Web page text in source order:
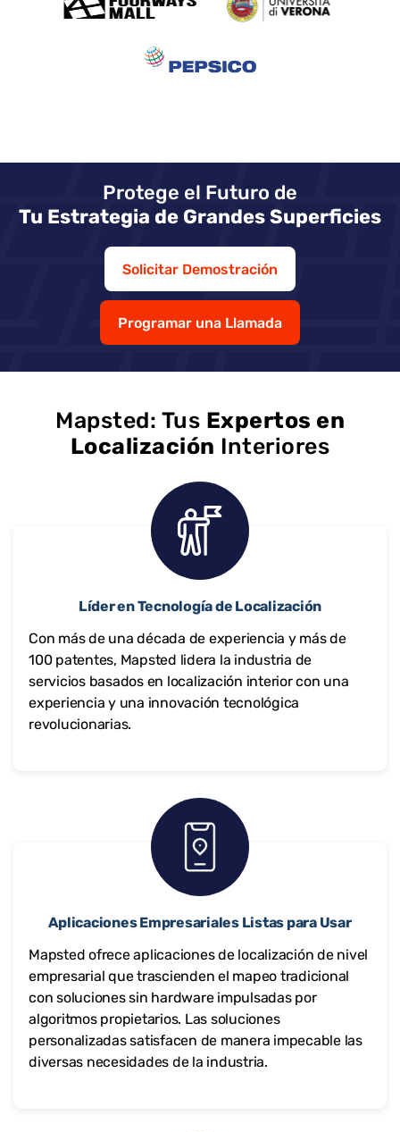
Protege el Futuro de
Tu Estrategia de Grandes Superficies
Solicitar Demostración
Programar una Llamada
Mapsted: Tus Expertos en
Localización Interiores
Líder en Tecnología de Localización
Con más de una década de experiencia y más de
100 patentes, Mapsted lidera la industria de
servicios basados en localización interior con una
experiencia y una innovación tecnológica
revolucionarias.
Aplicaciones Empresariales Listas para Usar
Mapsted ofrece aplicaciones de localización de nivel
empresarial que trascienden el mapeo tradicional
con soluciones sin hardware impulsadas por
algoritmos propietarios. Las soluciones
personalizadas satisfacen de manera impecable las
diversas necesidades de la industria.